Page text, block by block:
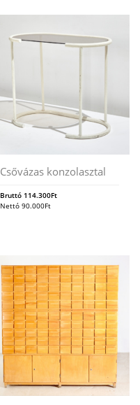
Csővázas konzolasztal
Bruttó 114.300Ft
Nettó90.000Ft